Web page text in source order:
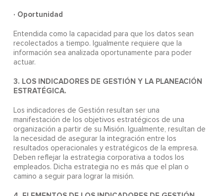
· Oportunidad
Entendida como la capacidad para que los datos sean
recolectados a tiempo. Igualmente requiere que la
información sea analizada oportunamente para poder
actuar.
3. LOS INDICADORES DE GESTIÓN Y LA PLANEACIÓN
ESTRATÉGICA.
Los indicadores de Gestión resultan ser una
manifestación de los objetivos estratégicos de una
organización a partir de su Misión. Igualmente, resultan de
la necesidad de asegurar la integración entre los
resultados operacionales y estratégicos de la empresa.
Deben reflejar la estrategia corporativa a todos los
empleados. Dicha estrategia no es más que el plan o
camino a seguir para lograr la misión.